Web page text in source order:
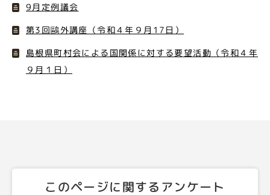
9月定例議会
第3回鷗外講座（令和４年９月17日）
島根県町村会による国関係に対する要望活動（令和４年
９月１日）
このページに関するアンケート